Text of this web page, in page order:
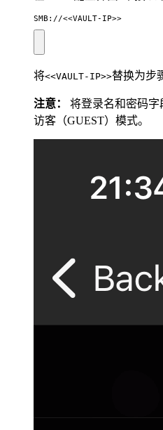
SMB://<<VAULT-IP>>
将<<VAULT-IP>>替换为步
注意：
将登录名和密码
访客（GUEST）模式。